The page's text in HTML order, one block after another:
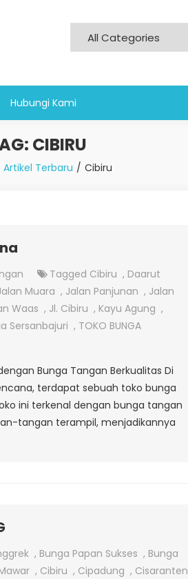
Hubungi Kami
CIBIRU
Artikel Terbaru Cibiru
Tagged Cibiru , Daarut
Muara , Jalan Panjunan , Jalan
Waas , Jl. Cibiru , Kayu Agung ,
Sersanbajuri , TOKO BUNGA
Bunga Tangan Berkualitas Di
terdapat sebuah toko bunga
ini terkenal dengan bunga tangan
tangan terampil, menjadikannya
, Bunga Papan Sukses , Bunga
, Cibiru , Cipadung , Cisaranten